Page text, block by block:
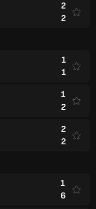
2
2
1
1
1
2
2
2
1
6